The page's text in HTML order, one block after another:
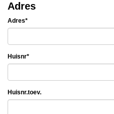
Adres
Adres*
Huisnr*
Huisnr.toev.